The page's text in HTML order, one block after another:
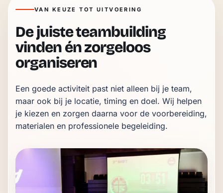
VAN KEUZE TOT UITVOERING
De juiste teambuilding
vinden én zorgeloos
organiseren
Een goede activiteit past niet alleen bij je team,
maar ook bij je locatie, timing en doel. Wij helpen
je kiezen en zorgen daarna voor de voorbereiding,
materialen en professionele begeleiding.